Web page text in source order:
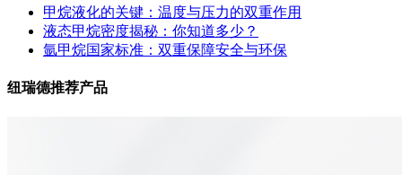
甲烷液化的关键：温度与压力的双重作用
液态甲烷密度揭秘：你知道多少？
氩甲烷国家标准：双重保障安全与环保
纽瑞德推荐产品